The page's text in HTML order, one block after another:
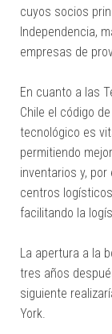
cuyos socios
Independencia,
empresas de
En cuanto a las
Chile el código
tecnológico es
permitiendo
inventarios y,
centros
facilitando la
La apertura a la
tres años
siguiente
York.